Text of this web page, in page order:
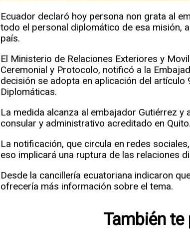
Ecuador declaró hoy persona non grata al
todo el personal diplomático de esa misión,
país.
El Ministerio de Relaciones Exteriores y
Ceremonial y Protocolo, notificó a la
decisión se adopta en aplicación del artículo
Diplomáticas.
La medida alcanza al embajador Gutiérrez
consular y administrativo acreditado en Quito.
La notificación, que circula en redes
eso implicará una ruptura de las relaciones
Desde la cancillería ecuatoriana indicaron
ofrecería más información sobre el tema.
También te